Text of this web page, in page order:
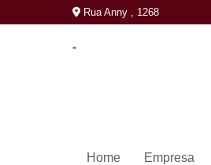
Rua Anny , 1268
Home Empresa